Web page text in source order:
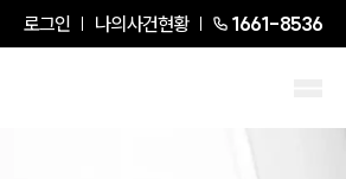
로그인 나의사건현황 1661-8536